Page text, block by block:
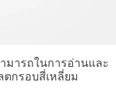
มารถในการอ่านและ
กรอบสี่เหลี่ยม